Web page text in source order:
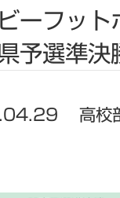
ーフット
予選準決
高校